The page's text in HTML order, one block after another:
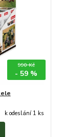
990 Kč
- 59 %
k odeslání 1 ks